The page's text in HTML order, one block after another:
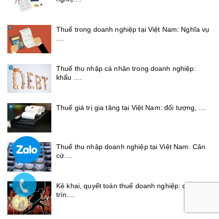
Thuế trong doanh nghiệp tại Việt Nam: Nghĩa vụ
Thuế thu nhập cá nhân trong doanh nghiệp:
khấu ....
Thuế giá trị gia tăng tại Việt Nam: đối tượng, ....
Thuế thu nhập doanh nghiệp tại Việt Nam: Căn
cứ....
Kê khai, quyết toán thuế doanh nghiệp: quy
trìn....